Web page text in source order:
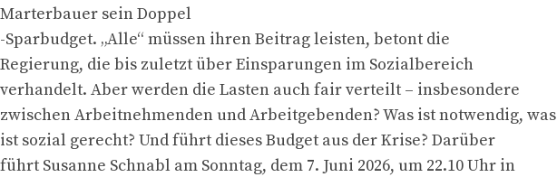
Marterbauer sein Doppel
-Sparbudget. „Alle“ müssen ihren Beitrag leisten, betont die
Regierung, die bis zuletzt über Einsparungen im Sozialbereich
verhandelt. Aber werden die Lasten auch fair verteilt – insbesondere
zwischen Arbeitnehmenden und Arbeitgebenden? Was ist notwendig, was
ist sozial gerecht? Und führt dieses Budget aus der Krise? Darüber
führt Susanne Schnabl am Sonntag, dem 7. Juni 2026, um 22.10 Uhr in